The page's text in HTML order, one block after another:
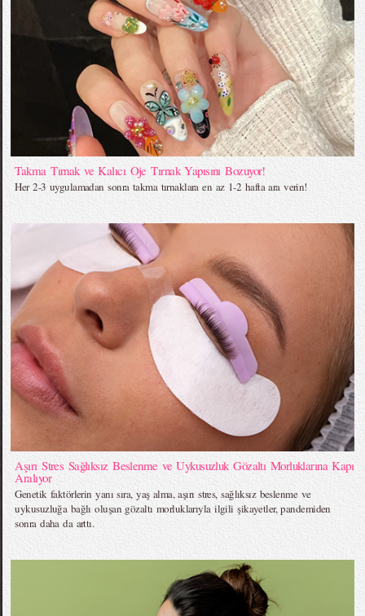
Takma Tırnak ve Kalıcı Oje Tırnak Yapısını Bozuyor!
Her 2-3 uygulamadan sonra takma tırnaklara en az 1-2 hafta ara verin!
Aşırı Stres Sağlıksız Beslenme ve Uykusuzluk Gözaltı Morluklarına Kapı
Aralıyor
Genetik faktörlerin yanı sıra, yaş alma, aşırı stres, sağlıksız beslenme ve
uykusuzluğa bağlı oluşan gözaltı morluklarıyla ilgili şikayetler, pandemiden
sonra daha da arttı.